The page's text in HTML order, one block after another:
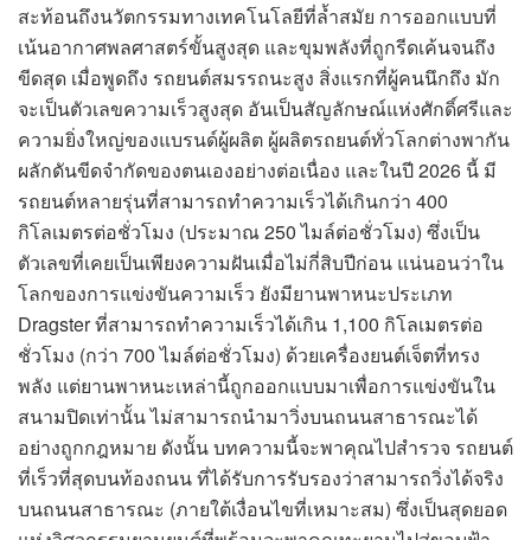
สะท้อนถึงนวัตกรรมทางเทคโนโลยีที่ล้ำสมัย การออกแบบที่
เน้นอากาศพลศาสตร์ขั้นสูงสุด และขุมพลังที่ถูกรีดเค้นจนถึง
ขีดสุด เมื่อพูดถึง รถยนต์สมรรถนะสูง สิ่งแรกที่ผู้คนนึกถึง มัก
จะเป็นตัวเลขความเร็วสูงสุด อันเป็นสัญลักษณ์แห่งศักดิ์ศรีและ
ความยิ่งใหญ่ของแบรนด์ผู้ผลิต ผู้ผลิตรถยนต์ทั่วโลกต่างพากัน
ผลักดันขีดจำกัดของตนเองอย่างต่อเนื่อง และในปี 2026 นี้ มี
รถยนต์หลายรุ่นที่สามารถทำความเร็วได้เกินกว่า 400
กิโลเมตรต่อชั่วโมง (ประมาณ 250 ไมล์ต่อชั่วโมง) ซึ่งเป็น
ตัวเลขที่เคยเป็นเพียงความฝันเมื่อไม่กี่สิบปีก่อน แน่นอนว่าใน
โลกของการแข่งขันความเร็ว ยังมียานพาหนะประเภท
Dragster ที่สามารถทำความเร็วได้เกิน 1,100 กิโลเมตรต่อ
ชั่วโมง (กว่า 700 ไมล์ต่อชั่วโมง) ด้วยเครื่องยนต์เจ็ตที่ทรง
พลัง แต่ยานพาหนะเหล่านี้ถูกออกแบบมาเพื่อการแข่งขันใน
สนามปิดเท่านั้น ไม่สามารถนำมาวิ่งบนถนนสาธารณะได้
อย่างถูกกฎหมาย ดังนั้น บทความนี้จะพาคุณไปสำรวจ รถยนต์
ที่เร็วที่สุดบนท้องถนน ที่ได้รับการรับรองว่าสามารถวิ่งได้จริง
บนถนนสาธารณะ (ภายใต้เงื่อนไขที่เหมาะสม) ซึ่งเป็นสุดยอด